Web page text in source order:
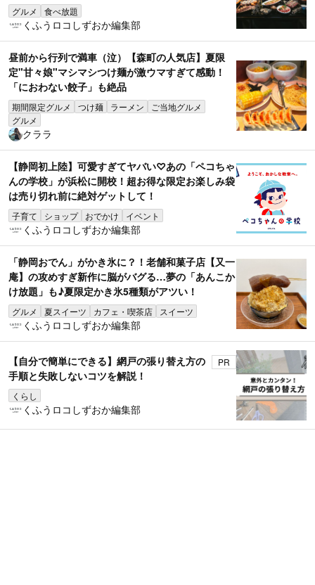
グルメ 食べ放題
くふうロコしずおか編集部
昼前から行列で満車（泣）【森町の人気店】夏限
定"甘々娘"マシマシつけ麺が激ウマすぎて感動！
「におわない餃子」も絶品
期間限定グルメ つけ麺 ラーメン
ご当地グルメ
グルメ
クララ
【静岡初上陸】可愛すぎてヤバい♡あの「ペコちゃ
んの学校」が浜松に開校！超お得な限定お楽しみ袋
は売り切れ前に絶対ゲットして！
子育て ショップ おでかけ イベント
くふうロコしずおか編集部
「静岡おでん」がかき氷に？！老舗和菓子店【又一
庵】の攻めすぎ新作に脳がバグる…夢の「あんこか
け放題」も♪夏限定かき氷5種類がアツい！
グルメ 夏スイーツ カフェ・喫茶店 スイーツ
くふうロコしずおか編集部
【自分で簡単にできる】網戸の張り替え方の
手順と失敗しないコツを解説！
くらし
PR
くふうロコしずおか編集部